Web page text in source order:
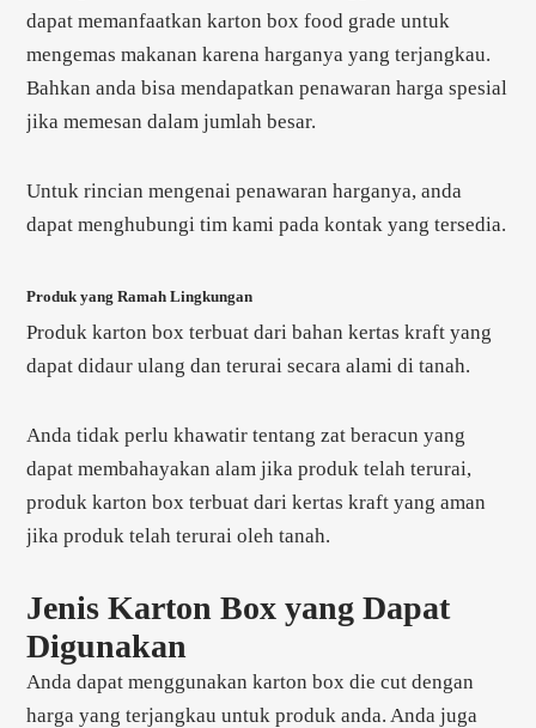
dapat memanfaatkan karton box food grade untuk
mengemas makanan karena harganya yang terjangkau.
Bahkan anda bisa mendapatkan penawaran harga spesial
jika memesan dalam jumlah besar.
Untuk rincian mengenai penawaran harganya, anda
dapat menghubungi tim kami pada kontak yang tersedia.
Produk yang Ramah Lingkungan
Produk karton box terbuat dari bahan kertas kraft yang
dapat didaur ulang dan terurai secara alami di tanah.
Anda tidak perlu khawatir tentang zat beracun yang
dapat membahayakan alam jika produk telah terurai,
produk karton box terbuat dari kertas kraft yang aman
jika produk telah terurai oleh tanah.
Jenis Karton Box yang Dapat
Digunakan
Anda dapat menggunakan karton box die cut dengan
harga yang terjangkau untuk produk anda. Anda juga